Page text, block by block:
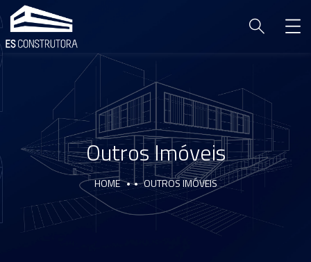
Outros Imóveis
HOME OUTROS IMÓVEIS